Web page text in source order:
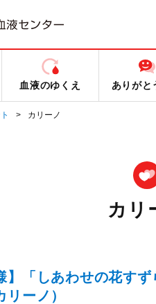
血液のゆくえ ありがと
カリーノ
カリ
】「しあわせの花す
ーノ）